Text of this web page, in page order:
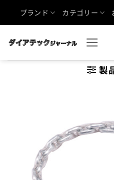
ブランド カテゴリー
製